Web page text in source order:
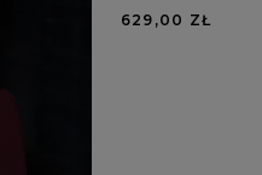
629,00 ZŁ